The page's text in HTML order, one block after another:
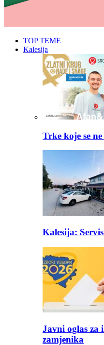
TOP TEME
Kalesija
Trke koje se
Kalesija:
Javni oglas za
zamjenika